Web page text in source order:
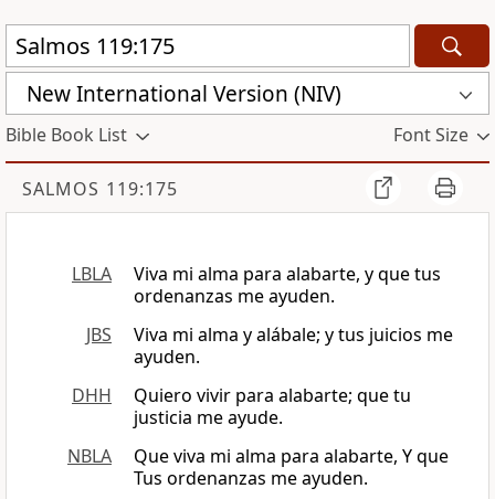
New International Version (NIV)
Bible Book List Font Size
SALMOS 119:175
LBLA
Viva mi alma para alabarte, y que tus
ordenanzas me ayuden.
JBS
Viva mi alma y alábale; y tus juicios me
ayuden.
DHH
Quiero vivir para alabarte; que tu
justicia me ayude.
NBLA
Que viva mi alma para alabarte, Y que
Tus ordenanzas me ayuden.